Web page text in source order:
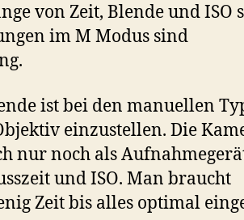
von Zeit, Blende und ISO
im M Modus sind
ist bei den manuellen
einzustellen. Die
nur noch als
und ISO. Man braucht
Zeit bis alles optimal